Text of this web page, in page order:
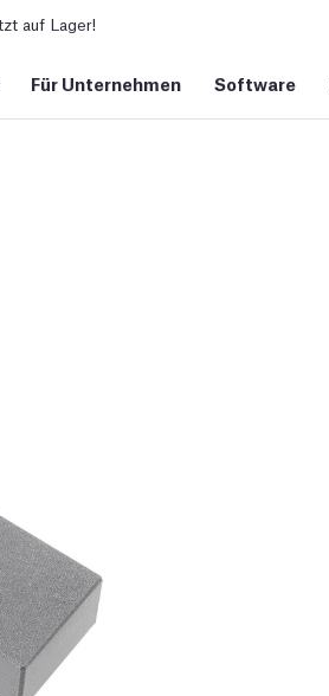
auf Lager!
Für Unternehmen Software